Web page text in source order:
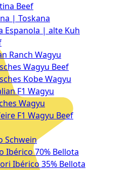
Beef
| Toskana
Espanola | alte Kuh
Ranch Wagyu
Wagyu Beef
Kobe Wagyu
F1 Wagyu
Wagyu
F1 Wagyu Beef
Schwein
Ibérico 70% Bellota
Ibérico 35% Bellota